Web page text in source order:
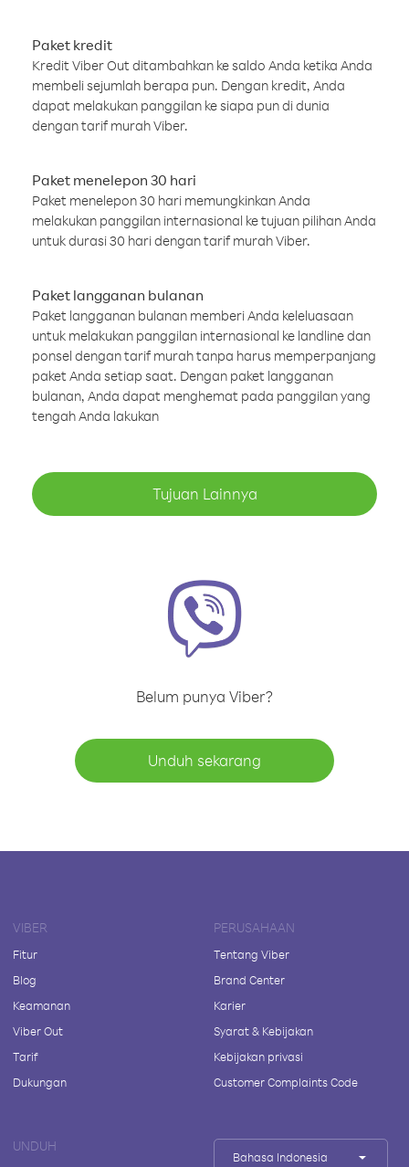
Paket kredit
Kredit Viber Out ditambahkan ke saldo Anda ketika Anda
membeli sejumlah berapa pun. Dengan kredit, Anda
dapat melakukan panggilan ke siapa pun di dunia
dengan tarif murah Viber.
Paket menelepon 30 hari
Paket menelepon 30 hari memungkinkan Anda
melakukan panggilan internasional ke tujuan pilihan Anda
untuk durasi 30 hari dengan tarif murah Viber.
Paket langganan bulanan
Paket langganan bulanan memberi Anda keleluasaan
untuk melakukan panggilan internasional ke landline dan
ponsel dengan tarif murah tanpa harus memperpanjang
paket Anda setiap saat. Dengan paket langganan
bulanan, Anda dapat menghemat pada panggilan yang
tengah Anda lakukan
Tujuan Lainnya
Belum punya Viber?
Unduh sekarang
VIBER
Fitur
Blog
Keamanan
Viber Out
Tarif
Dukungan
PERUSAHAAN
Tentang Viber
Brand Center
Karier
Syarat & Kebijakan
Kebijakan privasi
Customer Complaints Code
UNDUH
Bahasa Indonesia